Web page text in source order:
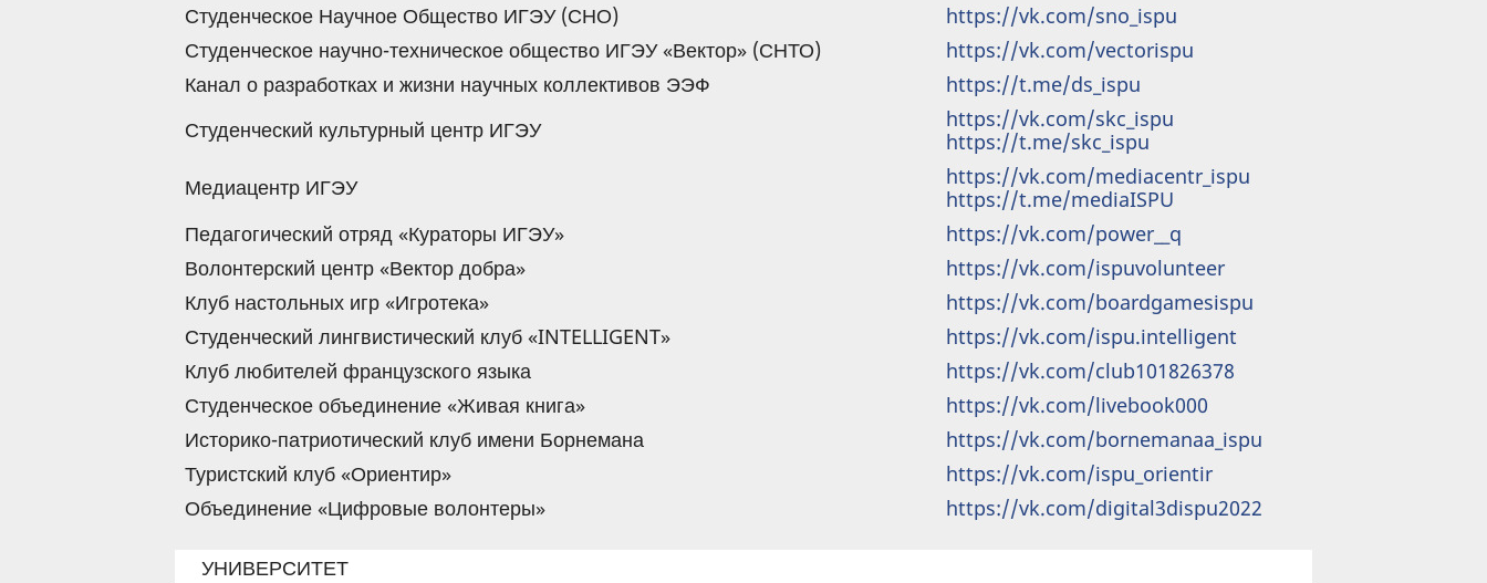
Студенческое Научное Общество ИГЭУ (СНО)
https://vk.com/sno_ispu
Студенческое научно-техническое общество ИГЭУ «Вектор» (СНТО)
https://vk.com/vectorispu
Канал о разработках и жизни научных коллективов ЭЭФ
https://t.me/ds_ispu
Студенческий культурный центр ИГЭУ
https://vk.com/skc_ispu
https://t.me/skc_ispu
Медиацентр ИГЭУ
https://vk.com/mediacentr_ispu
https://t.me/mediaISPU
Педагогический отряд «Кураторы ИГЭУ»
https://vk.com/power__q
Волонтерский центр «Вектор добра»
https://vk.com/ispuvolunteer
Клуб настольных игр «Игротека»
https://vk.com/boardgamesispu
Студенческий лингвистический клуб «INTELLIGENT»
https://vk.com/ispu.intelligent
Клуб любителей французского языка
https://vk.com/club101826378
Студенческое объединение «Живая книга»
https://vk.com/livebook000
Историко-патриотический клуб имени Борнемана
https://vk.com/bornemanaa_ispu
Туристский клуб «Ориентир»
https://vk.com/ispu_orientir
Объединение «Цифровые волонтеры»
https://vk.com/digital3dispu2022
УНИВЕРСИТЕТ